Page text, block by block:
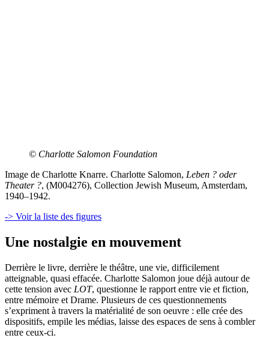
© Charlotte Salomon Foundation
Image de Charlotte Knarre. Charlotte Salomon, Leben ? oder
Theater ?, (M004276), Collection Jewish Museum, Amsterdam,
1940–1942.
-> Voir la liste des figures
Une nostalgie en mouvement
Derrière le livre, derrière le théâtre, une vie, difficilement
atteignable, quasi effacée. Charlotte Salomon joue déjà autour de
cette tension avec LOT, questionne le rapport entre vie et fiction,
entre mémoire et Drame. Plusieurs de ces questionnements
s’expriment à travers la matérialité de son oeuvre : elle crée des
dispositifs, empile les médias, laisse des espaces de sens à combler
entre ceux-ci.